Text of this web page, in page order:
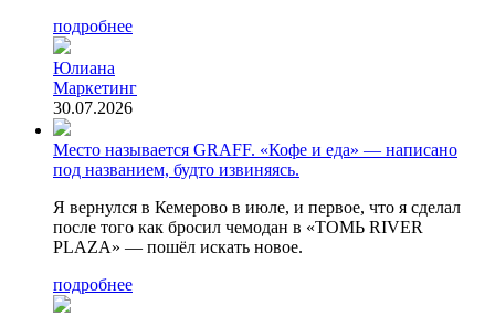
подробнее
Юлиана
Маркетинг
30.07.2026
Место называется GRAFF. «Кофе и еда» — написано
под названием, будто извиняясь.
Я вернулся в Кемерово в июле, и первое, что я сделал
после того как бросил чемодан в «ТОМЬ RIVER
PLAZA» — пошёл искать новое.
подробнее